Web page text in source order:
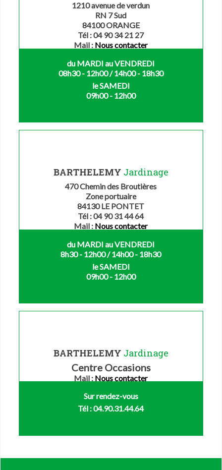
1210 avenue de verdun
RN 7 Sud
84100 ORANGE
Tél : 04 90 34 21 27
Mail : Nous contacter
du MARDI au VENDREDI
08h30 - 12h00 / 14h00 - 18h30
le SAMEDI
09h00 - 12h00
BARTHELEMY Jardinage
470 Chemin des Broutières
Zone portuaire
84130 LE PONTET
Tél : 04 90 31 44 64
Mail : Nous contacter
du MARDI au VENDREDI
8h30 - 12h00 / 14h00 - 18h30
le SAMEDI
09h00 - 12h00
BARTHELEMY Jardinage
Centre Occasions
Mail : Nous contacter
Sur rendez-vous
Tél : 04.90.31.44.64